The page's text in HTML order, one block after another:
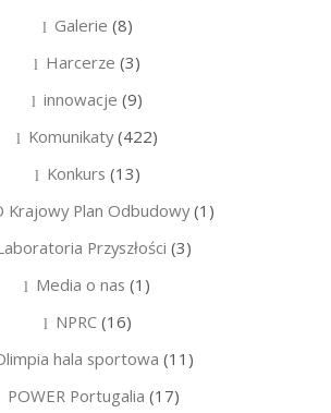
Galerie (8)
Harcerze (3)
innowacje (9)
Komunikaty(422)
Konkurs (13)
Krajowy Plan Odbudowy(1)
Przyszłości (3)
Media o nas (1)
NPRC(16)
hala sportowa (11)
POWER Portugalia (17)